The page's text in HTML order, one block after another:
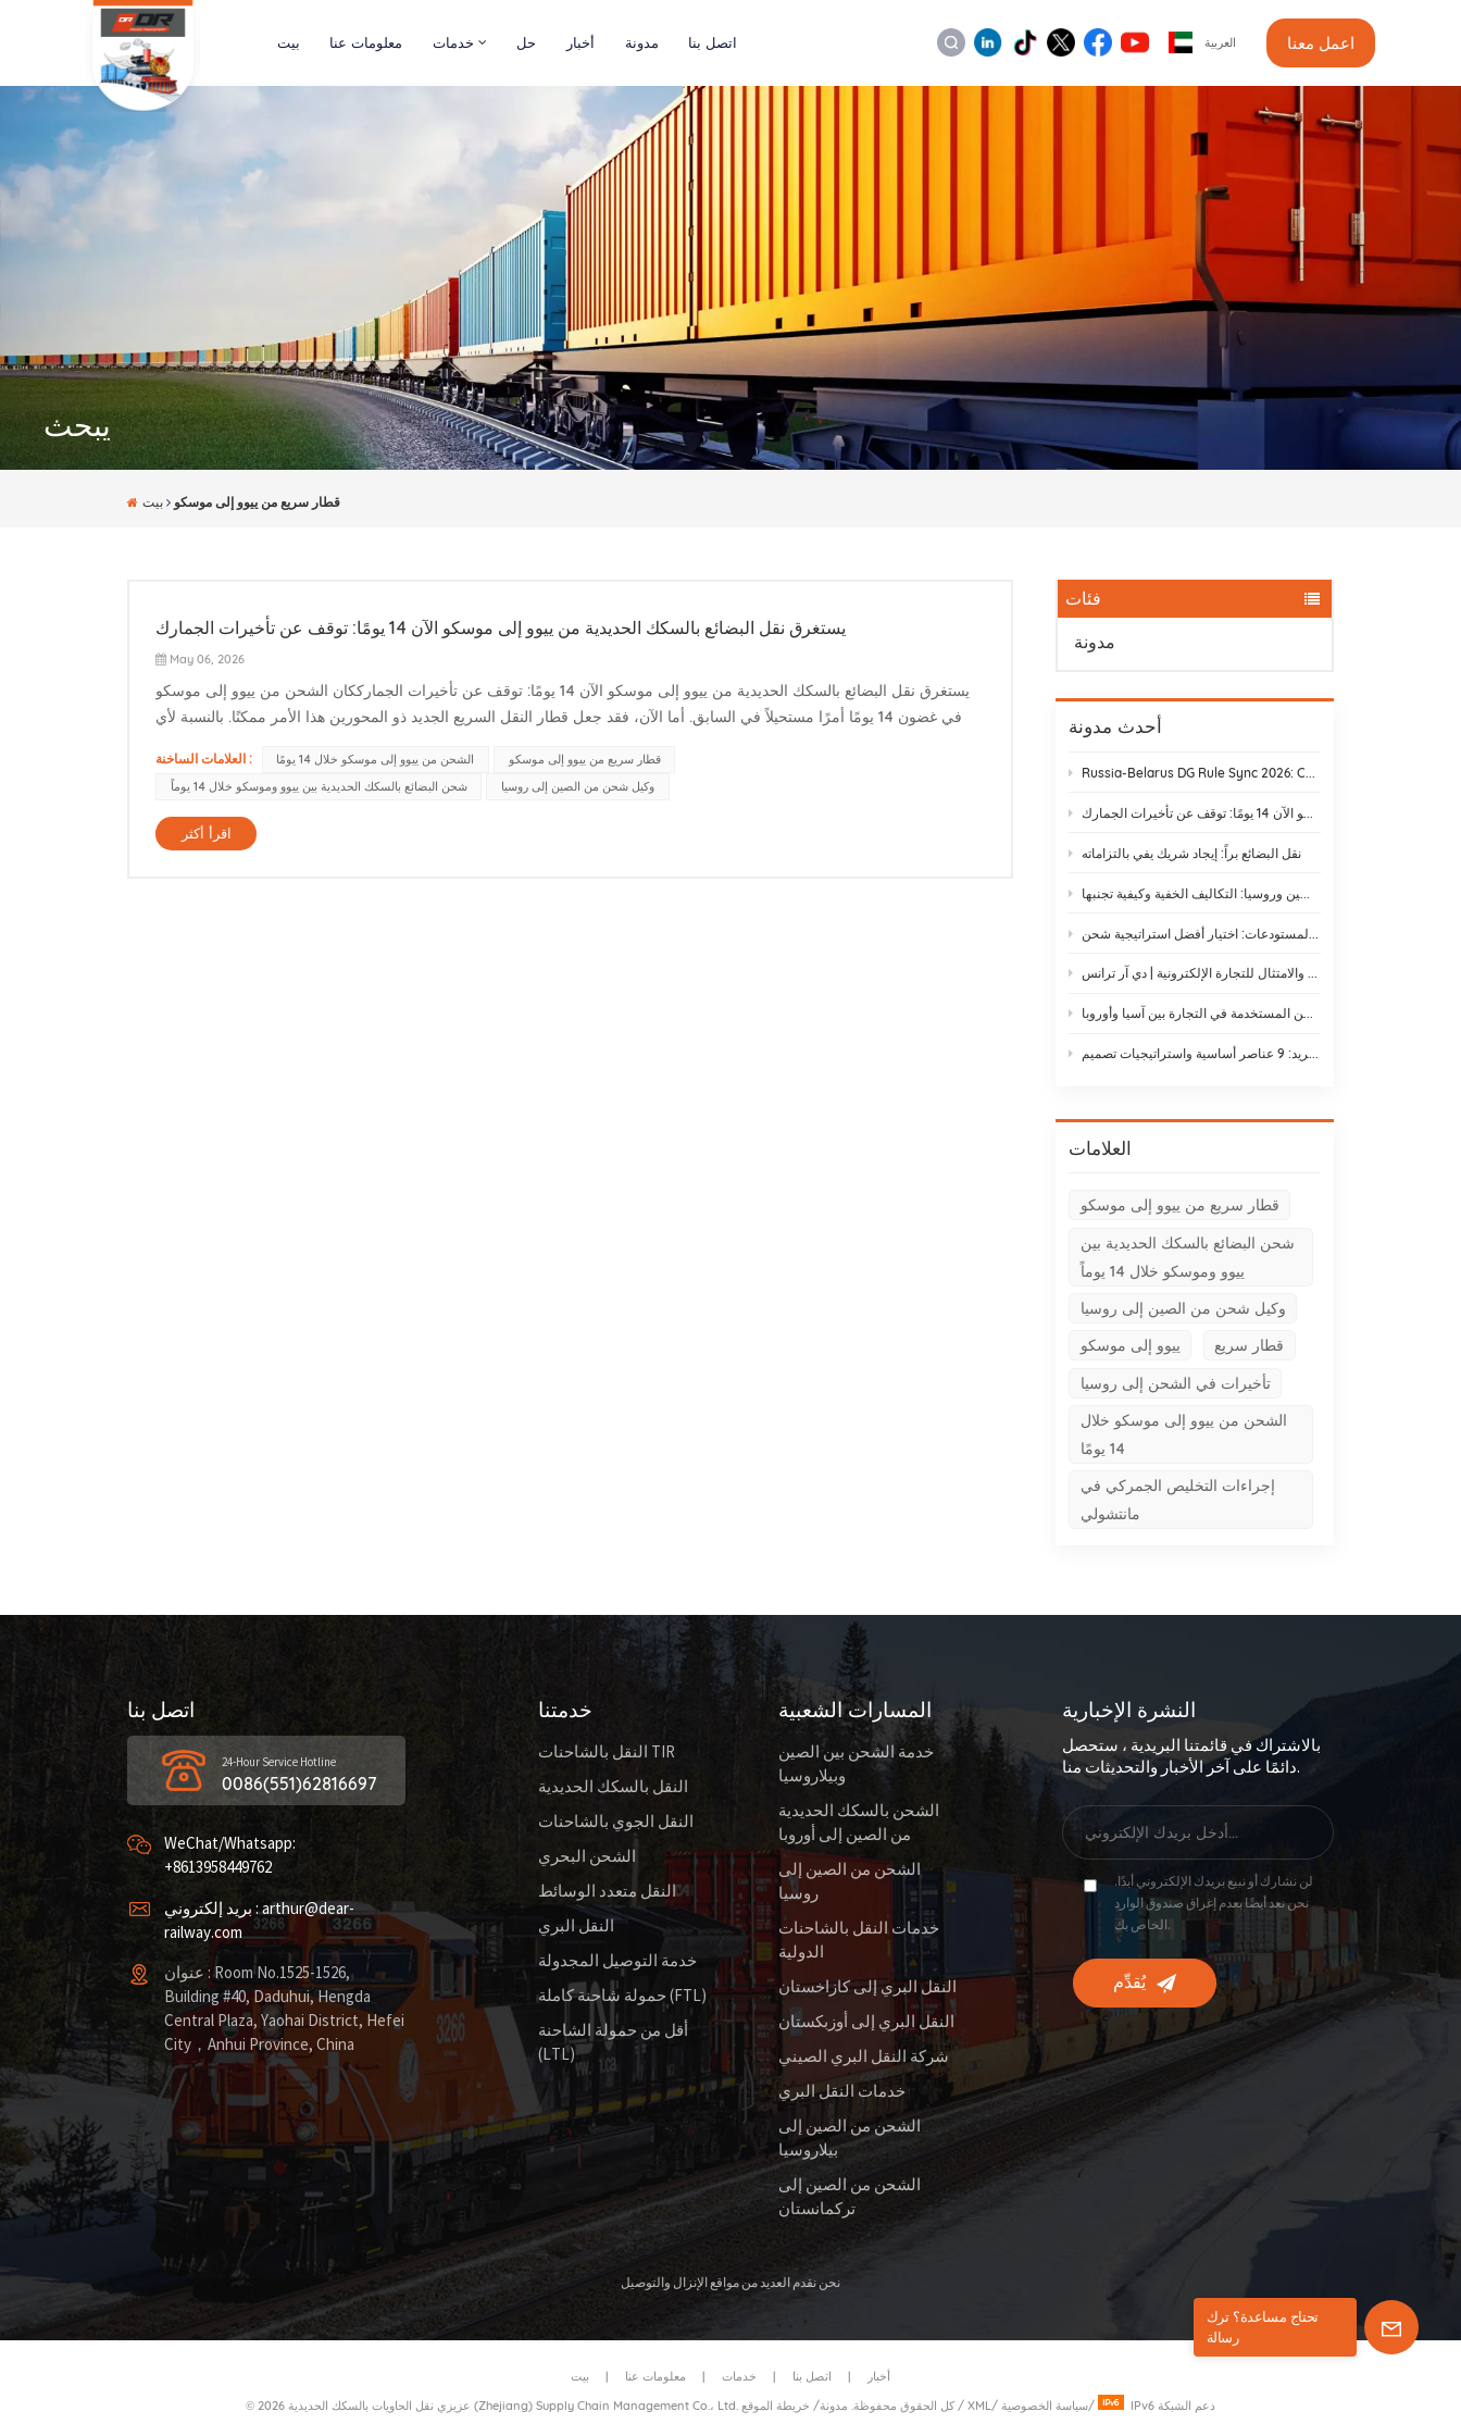
بيت معلومات عنا خدمات حل أخبار مدونة اتصل بنا العربية اعمل معنا
يبحث
بيت قطار سريع من ييوو إلى موسكو
فئات
مدونة
أحدث مدونة
نقل البضائع براً: إيجاد شريك يفي بالتزاماته
لوائح الشحن الدولي والامتثال للتجارة الإلكترونية | دي آر ترانس
أنواع طائرات الشحن: دليل لأنواع طائرات الشحن المستخدمة في التجارة بين آسيا وأوروبا
حلول لوجستيات سلسلة التبريد: 9 عناصر أساسية واستراتيجيات تصميم
العلامات
قطار سريع من ييوو إلى موسكو
شحن البضائع بالسكك الحديدية بين
ييوو وموسكو خلال 14 يوماً
وكيل شحن من الصين إلى روسيا
ييوو إلى موسكو
قطار سريع
تأخيرات في الشحن إلى روسيا
الشحن من ييوو إلى موسكو خلال
14 يومًا
إجراءات التخليص الجمركي في
مانتشولي
يستغرق نقل البضائع بالسكك الحديدية من ييوو إلى موسكو الآن 14 يومًا: توقف عن تأخيرات الجمارك
May 06, 2026
يستغرق نقل البضائع بالسكك الحديدية من ييوو إلى موسكو الآن 14 يومًا: توقف عن تأخيرات الجمارككان الشحن من ييوو إلى موسكو
في غضون 14 يومًا أمرًا مستحيلاً في السابق. أما الآن، فقد جعل قطار النقل السريع الجديد ذو المحورين هذا الأمر ممكنًا. بالنسبة لأي
العلامات الساخنة : الشحن من ييوو إلى موسكو خلال 14 يومًا
قطار سريع من ييوو إلى موسكو
شحن البضائع بالسكك الحديدية بين ييوو وموسكو خلال 14 يوماً
وكيل شحن من الصين إلى روسيا
اقرأ أكثر
اتصل بنا
24-Hour Service Hotline
0086(551)62816697
WeChat/Whatsapp:
+8613958449762
بريد إلكتروني : arthur@dear-
railway.com
عنوان : Room No.1525-1526,
Building #40, Daduhui, Hengda
Central Plaza, Yaohai District, Hefei
City，Anhui Province, China
خدمتنا
النقل بالشاحنات TIR
النقل بالسكك الحديدية
النقل الجوي بالشاحنات
الشحن البحري
النقل متعدد الوسائط
النقل البري
خدمة التوصيل المجدولة
حمولة شاحنة كاملة (FTL)
أقل من حمولة الشاحنة
(LTL)
المسارات الشعبية
خدمة الشحن بين الصين
وبيلاروسيا
الشحن بالسكك الحديدية
من الصين إلى أوروبا
الشحن من الصين إلى
روسيا
خدمات النقل بالشاحنات
الدولية
النقل البري إلى كازاخستان
النقل البري إلى أوزبكستان
شركة النقل البري الصيني
خدمات النقل البري
الشحن من الصين إلى
بيلاروسيا
الشحن من الصين إلى
تركمانستان
النشرة الإخبارية
بالاشتراك في قائمتنا البريدية ، ستحصل
دائمًا على آخر الأخبار والتحديثات منا.
لن نشارك أو نبيع بريدك الإلكتروني أبدًا.
نحن نعد أيضًا بعدم إغراق صندوق الوارد
الخاص بك.
يُقدِّم
نحن نقدم العديد من مواقع الإنزال والتوصيل
بيت | معلومات عنا | خدمات | اتصل بنا |
أخبار
© 2026 عزيزي نقل الحاويات بالسكك الحديدية (Zhejiang) Supply Chain Management Co.، Ltd. كل الحقوق محفوظة. مدونة/ خريطة الموقع / XML / سياسة الخصوصية/ IPv6 دعم الشبكة
تحتاج مساعدة؟ ترك
رسالة